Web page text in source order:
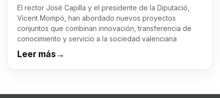
El rector José Capilla y el presidente de la Diputació,
Vicent Mompó, han abordado nuevos proyectos
conjuntos que combinan innovación, transferencia de
conocimiento y servicio a la sociedad valenciana
Leer más→